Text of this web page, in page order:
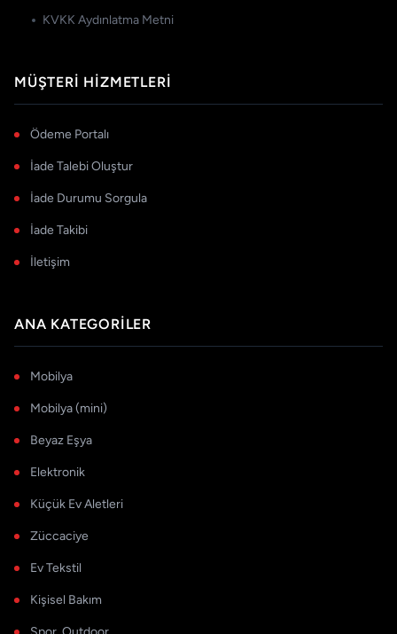
KVKK Aydınlatma Metni
MÜŞTERI HIZMETLERI
Ödeme Portalı
İade Talebi Oluştur
İade Durumu Sorgula
İade Takibi
İletişim
ANA KATEGORILER
Mobilya
Mobilya (mini)
Beyaz Eşya
Elektronik
Küçük Ev Aletleri
Züccaciye
Ev Tekstil
Kişisel Bakım